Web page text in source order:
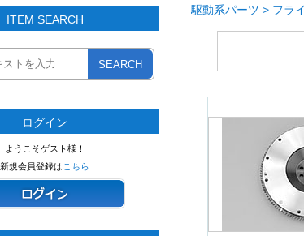
ITEM SEARCH
SEARCH
ログイン
ようこそゲスト様！
新規会員登録は こちら
駆動系パーツ > フラ